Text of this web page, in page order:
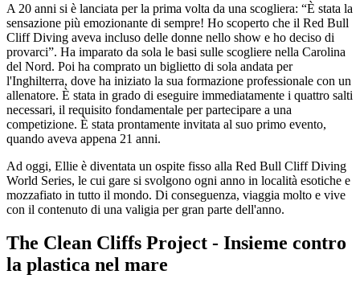
A 20 anni si è lanciata per la prima volta da una scogliera: “È stata la
sensazione più emozionante di sempre! Ho scoperto che il Red Bull
Cliff Diving aveva incluso delle donne nello show e ho deciso di
provarci”. Ha imparato da sola le basi sulle scogliere nella Carolina
del Nord. Poi ha comprato un biglietto di sola andata per
l'Inghilterra, dove ha iniziato la sua formazione professionale con un
allenatore. È stata in grado di eseguire immediatamente i quattro salti
necessari, il requisito fondamentale per partecipare a una
competizione. È stata prontamente invitata al suo primo evento,
quando aveva appena 21 anni.
Ad oggi, Ellie è diventata un ospite fisso alla Red Bull Cliff Diving
World Series, le cui gare si svolgono ogni anno in località esotiche e
mozzafiato in tutto il mondo. Di conseguenza, viaggia molto e vive
con il contenuto di una valigia per gran parte dell'anno.
The Clean Cliffs Project - Insieme contro
la plastica nel mare